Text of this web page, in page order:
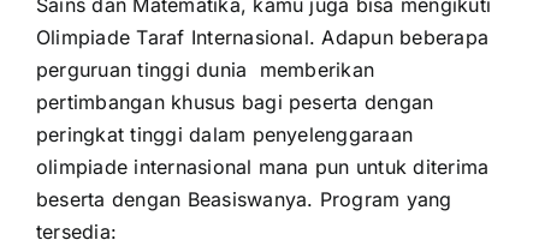
Sains dan Matematika, kamu juga bisa mengikuti
Olimpiade Taraf Internasional. Adapun beberapa
perguruan tinggi dunia memberikan
pertimbangan khusus bagi peserta dengan
peringkat tinggi dalam penyelenggaraan
olimpiade internasional mana pun untuk diterima
beserta dengan Beasiswanya. Program yang
tersedia: